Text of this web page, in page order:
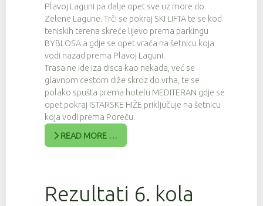
Plavoj Laguni pa dalje opet sve uz more do
Zelene Lagune. Trči se pokraj SKI LIFTA te se kod
teniskih terena skreće lijevo prema parkingu
BYBLOSA a gdje se opet vraća na šetnicu koja
vodi nazad prema Plavoj Laguni.
Trasa ne ide iza disca kao nekada, već se
glavnom cestom diže skroz do vrha, te se
polako spušta prema hotelu MEDITERAN gdje se
opet pokraj ISTARSKE HIŽE priključuje na šetnicu
koja vodi prema Poreču.
READ MORE …
Rezultati 6. kola